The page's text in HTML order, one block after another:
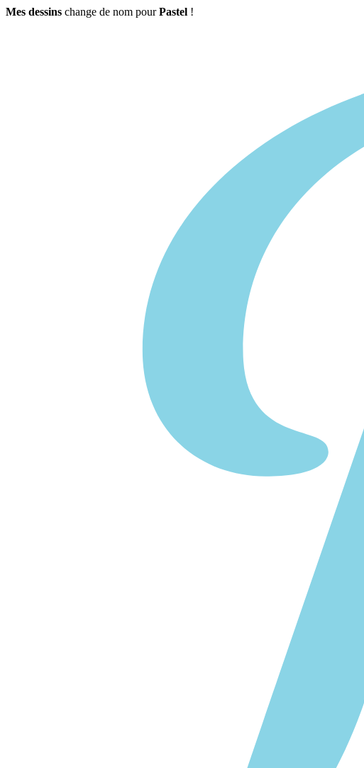
Mes dessins change de nom pourPastel !